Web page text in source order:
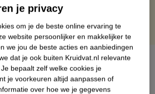
je privacy
om je de beste online ervaring te
website persoonlijker en makkelijker te
we jou de beste acties en aanbiedingen
dat je ook buiten Kruidvat.nl relevante
Je bepaalt zelf welke cookies je
je voorkeuren altijd aanpassen of
over hoe we je gegevens